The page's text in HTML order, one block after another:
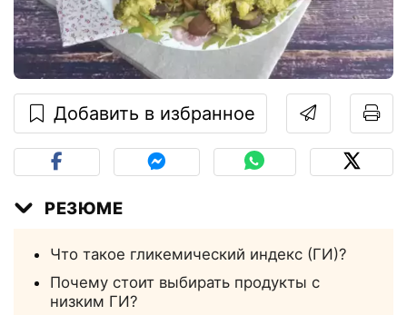
Добавить в избранное
РЕЗЮМЕ
Что такое гликемический индекс (ГИ)?
Почему стоит выбирать продукты с
низким ГИ?